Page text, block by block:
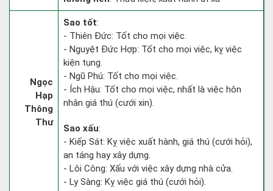
Ngọc
Hạp
Thông
Thư
Sao tốt:
- Thiên Đức: Tốt cho mọi việc.
- Nguyệt Đức Hợp: Tốt cho mọi việc, kỵ việc
kiện tụng.
- Ngũ Phú: Tốt cho mọi việc.
- Ích Hậu: Tốt cho mọi việc, nhất là việc hôn
nhân giá thú (cưới xin).
Sao xấu:
- Kiếp Sát: Kỵ việc xuất hành, giá thú (cưới hỏi),
an táng hay xây dựng.
- Lôi Công: Xấu với việc xây dựng nhà cửa.
- Ly Sàng: Kỵ việc giá thú (cưới hỏi).